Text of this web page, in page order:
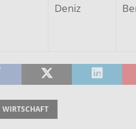
Deniz
WIRTSCHAFT